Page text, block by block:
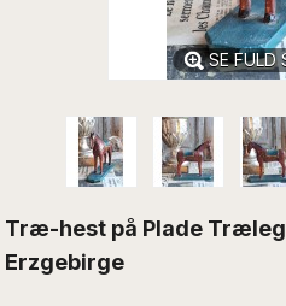
SE FULD
Træ-hest på Plade
Erzgebirge